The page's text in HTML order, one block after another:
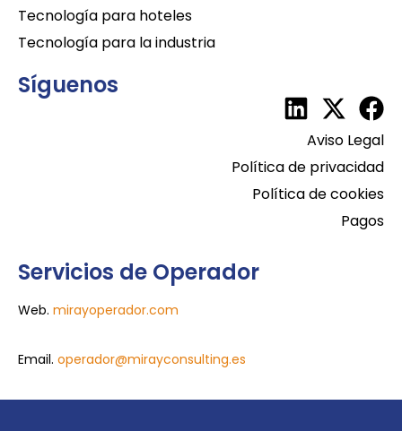
Tecnología para hoteles
Tecnología para la industria
Síguenos
Aviso Legal
Política de privacidad
Política de cookies
Pagos
Servicios de Operador
Web. mirayoperador.com
Email. operador@mirayconsulting.es